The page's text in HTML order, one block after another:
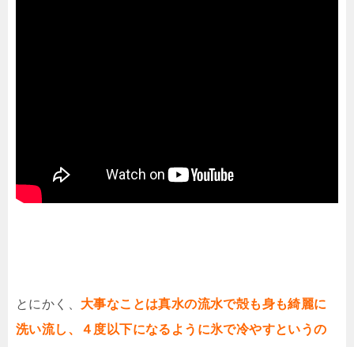
とにかく、 大事なことは真水の流水で殻も身も綺麗に
洗い流し、４度以下になるように氷で冷やすというの